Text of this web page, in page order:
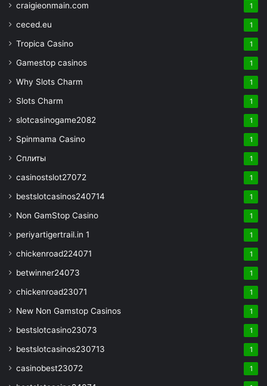
craigieonmain.com 1
ceced.eu 1
Tropica Casino 1
Gamestop casinos 1
Why Slots Charm 1
Slots Charm 1
slotcasinogame2082 1
Spinmama Casino 1
Сплиты 1
casinostslot27072 1
bestslotcasinos240714 1
Non GamStop Casino 1
periyartigertrail.in 1 1
chickenroad224071 1
betwinner24073 1
chickenroad23071 1
New Non Gamstop Casinos 1
bestslotcasino23073 1
bestslotcasinos230713 1
casinobest23072 1